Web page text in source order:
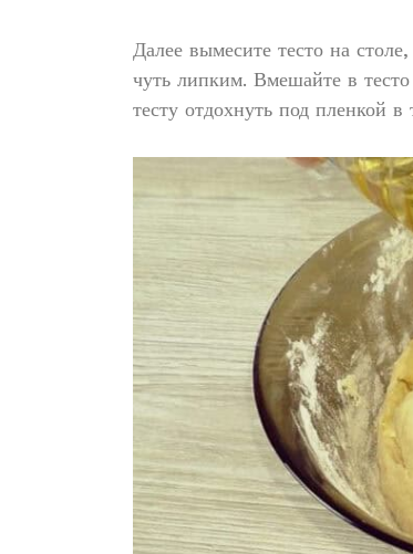
Далее вымесите тесто на
чуть липким. Вмешайте в тесто
тесту отдохнуть под пленкой в